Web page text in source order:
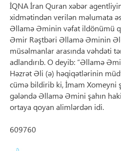
İQNA İran Quran xəbər
xidmətindən verilən məlumata
Əllamə Əminin vəfat ildönümü
Əmir Rəştbəri Əllamə Əminin
müsəlmanlar arasında vəhdəti
adlandırıb. O deyib: “Əllamə
Həzrət Əli (ə) həqiqətlərinin
cümə bildirib ki, İmam Xomeyni
gələndə Əllamə Əmini şahın
ortaya qoyan alimlərdən idi.
609760